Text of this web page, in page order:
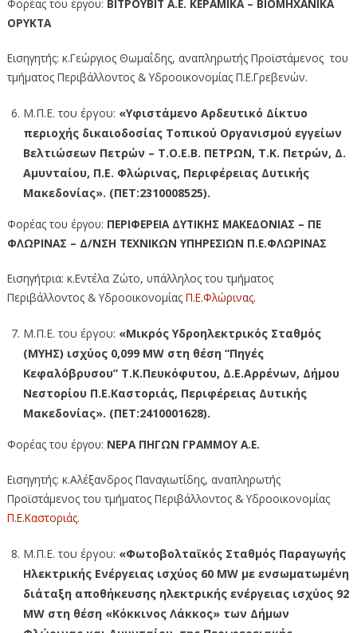
Φορέας του έργου: ΒΙΤΡΟΥΒΙΤ Α.Ε. ΚΕΡΑΜΙΚΑ – ΒΙΟΜΗΧΑΝΙΚΑ
ΟΡΥΚΤΑ
Εισηγητής: κ.Γεώργιος Θωμαΐδης, αναπληρωτής Προϊστάμενος του
τμήματος Περιβάλλοντος & Υδροοικονομίας Π.Ε.Γρεβενών.
Μ.Π.Ε. του έργου: «Υφιστάμενο Αρδευτικό Δίκτυο
περιοχής δικαιοδοσίας Τοπικού Οργανισμού εγγείων
Βελτιώσεων Πετρών – Τ.Ο.Ε.Β. ΠΕΤΡΩΝ, Τ.Κ. Πετρών, Δ.
Αμυνταίου, Π.Ε. Φλώρινας, Περιφέρειας Δυτικής
Μακεδονίας». (ΠΕΤ:2310008525).
Φορέας του έργου: ΠΕΡΙΦΕΡΕΙΑ ΔΥΤΙΚΗΣ ΜΑΚΕΔΟΝΙΑΣ – ΠΕ
ΦΛΩΡΙΝΑΣ – Δ/ΝΣΗ ΤΕΧΝΙΚΩΝ ΥΠΗΡΕΣΙΩΝ Π.Ε.ΦΛΩΡΙΝΑΣ
Εισηγήτρια: κ.Εντέλα Ζώτο, υπάλληλος του τμήματος
Περιβάλλοντος & Υδροοικονομίας Π.Ε.Φλώρινας.
Μ.Π.Ε. του έργου: «Μικρός Υδροηλεκτρικός Σταθμός
(ΜΥΗΣ) ισχύος 0,099 MW στη θέση “Πηγές
Κεφαλόβρυσου” Τ.Κ.Πευκόφυτου, Δ.Ε.Αρρένων, Δήμου
Νεστορίου Π.Ε.Καστοριάς, Περιφέρειας Δυτικής
Μακεδονίας». (ΠΕΤ:2410001628).
Φορέας του έργου: ΝΕΡΑ ΠΗΓΩΝ ΓΡΑΜΜΟΥ Α.Ε.
Εισηγητής: κ.Αλέξανδρος Παναγιωτίδης, αναπληρωτής
Προϊστάμενος του τμήματος Περιβάλλοντος & Υδροοικονομίας
Π.Ε.Καστοριάς.
Μ.Π.Ε. του έργου: «Φωτοβολταϊκός Σταθμός Παραγωγής
Ηλεκτρικής Ενέργειας ισχύος 60 MW με ενσωματωμένη
διάταξη αποθήκευσης ηλεκτρικής ενέργειας ισχύος 92
MW στη θέση «Κόκκινος Λάκκος» των Δήμων